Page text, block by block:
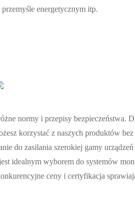
energetycznym itp.
normy i przepisy bezpieczeństwa.
korzystać z naszych produktów
do zasilania szerokiej gamy
idealnym wyborem do systemów
ceny i certyfikacja